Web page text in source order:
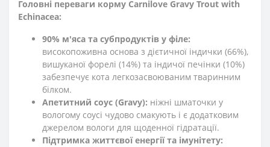
Головні переваги корму Carnilove Gravy Trout with
Echinacea:
90% м'яса та субпродуктів у філе:
високопоживна основа з дієтичної індички (66%),
вишуканої форелі (14%) та індичої печінки (10%)
забезпечує кота легкозасвоюваним тваринним
білком.
Апетитний соус (Gravy): ніжні шматочки у
вологому соусі чудово смакують і є додатковим
джерелом вологи для щоденної гідратації.
Підтримка життєвої енергії та імунітету: